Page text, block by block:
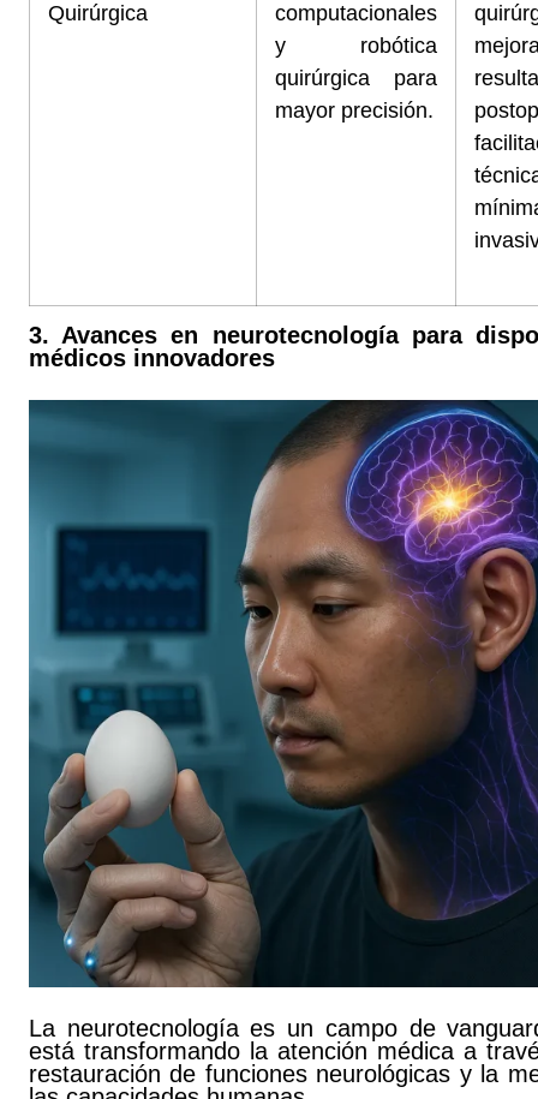
Quirúrgica
computacionales
y robótica
quirúrgica para
mayor precisión.
3. Avances en neurotecnología para
médicos innovadores
La neurotecnología es un campo de
está transformando la atención médica a
restauración de funciones neurológicas y la